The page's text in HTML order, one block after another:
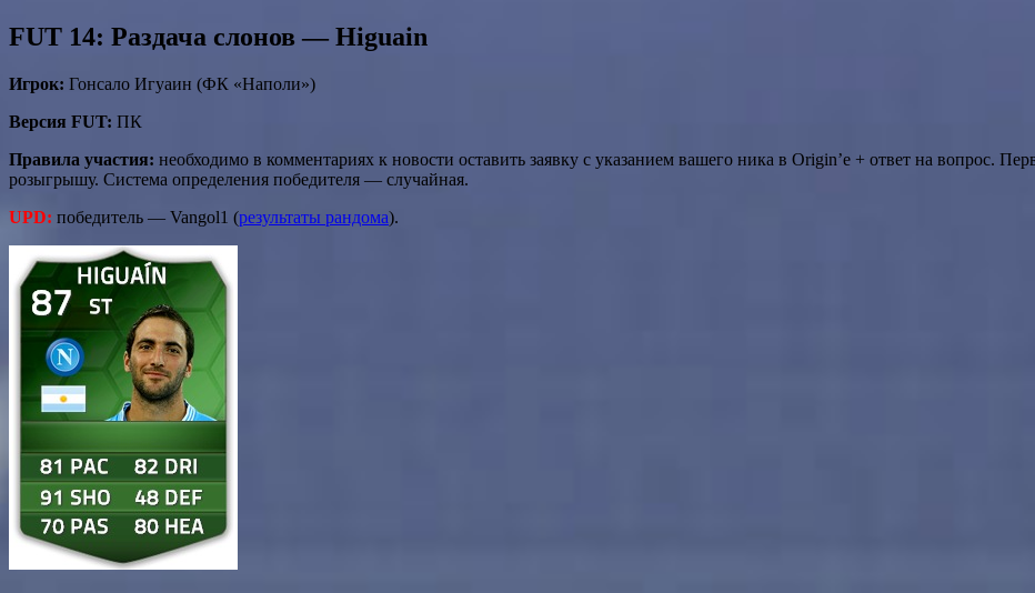
FUT 14: Раздача слонов — Higuain
Игрок: Гонсало Игуаин (ФК «Наполи»)
Версия FUT: ПК
Правила участия: необходимо в комментариях к новости оставить заявку с указанием вашего ника в Origin’е + ответ на вопрос.
розыгрышу. Система определения победителя — случайная.
UPD: победитель — Vangol1 (результаты рандома).